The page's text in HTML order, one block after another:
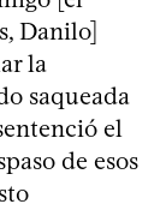
Danilo]
la
saqueada
el
de esos